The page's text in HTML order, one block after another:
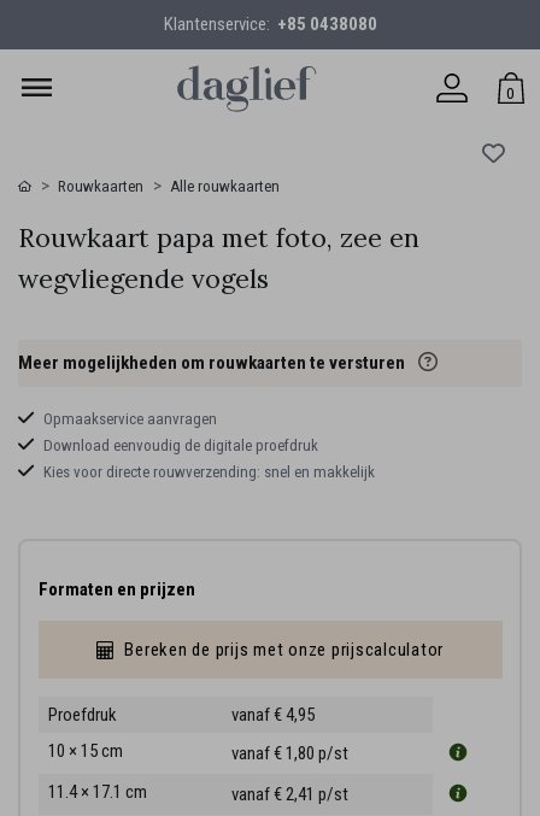
Klantenservice: +85 0438080
0
Rouwkaarten Alle rouwkaarten
Rouwkaart papa met foto, zee en
wegvliegende vogels
Meer mogelijkheden om rouwkaarten te versturen
Opmaakservice aanvragen
Download eenvoudig de digitale proefdruk
Kies voor directe rouwverzending: snel en makkelijk
Formaten en prijzen
Bereken de prijs met onze prijscalculator
Proefdruk
vanaf € 4,95
10 × 15 cm
vanaf € 1,80 p/st
11.4 × 17.1 cm
vanaf € 2,41 p/st